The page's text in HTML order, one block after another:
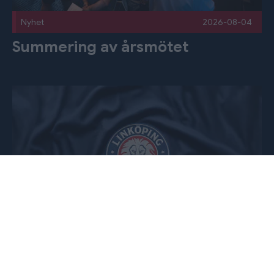
Nyhet 2026-08-04
Summering av årsmötet
Skadeuppdatering gällande herrlaget Publicerad 2026-08-